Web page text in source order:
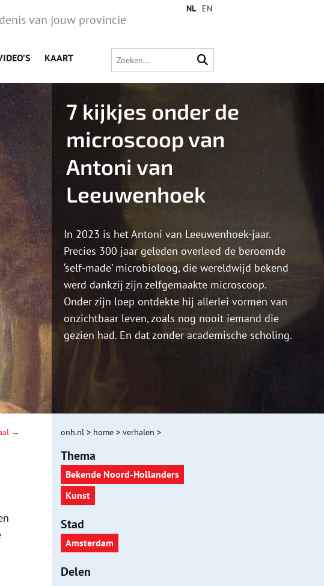
van jouw provincie
KAART
NL EN
7 kijkjes onder de
microscoop van
Antoni van
Leeuwenhoek
In 2023 is het Antoni van Leeuwenhoek-jaar.
Precies 300 jaar geleden overleed de beroemde
‘self-made’ microbioloog, die wereldwijd bekend
werd dankzij zijn zelfgemaakte microscoop.
Onder zijn loep ontdekte hij allerlei vormen van
onzichtbaar leven, zoals nog nooit iemand die
gezien had. En dat zonder academische scholing.
→ onh.nl > home > verhalen >
Thema
Bekende Noord-Hollanders
Kunst
Stad
Amsterdam
Delen